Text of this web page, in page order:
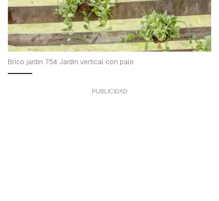
Brico jardin 754 Jardin vertical con pale